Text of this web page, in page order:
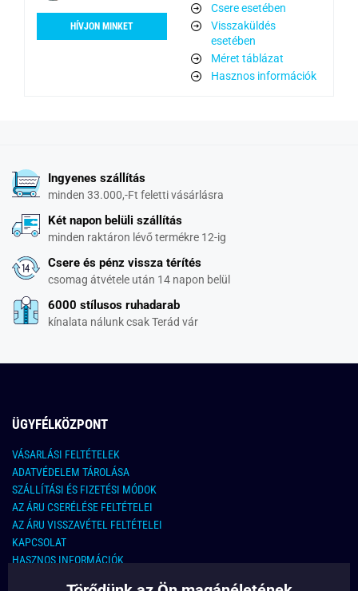
HÍVJON MINKET
Csere esetében
Visszaküldés
esetében
Méret táblázat
Hasznos információk
Ingyenes szállítás
minden 33.000,-Ft feletti vásárlásra
Két napon belüli szállítás
minden raktáron lévő termékre 12-ig
Csere és pénz vissza térítés
csomag átvétele után 14 napon belül
6000 stílusos ruhadarab
kínalata nálunk csak Terád vár
ÜGYFÉLKÖZPONT
VÁSARLÁSI FELTÉTELEK
ADATVÉDELEM TÁROLÁSA
SZÁLLÍTÁSI ÉS FIZETÉSI MÓDOK
AZ ÁRU CSERÉLÉSE FELTÉTELEI
AZ ÁRU VISSZAVÉTEL FELTÉTELEI
KAPCSOLAT
HASZNOS INFORMÁCIÓK